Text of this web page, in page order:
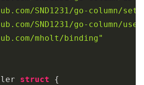
SND1231/go-column/
SND1231/go-column/
mholt/binding"
struct {